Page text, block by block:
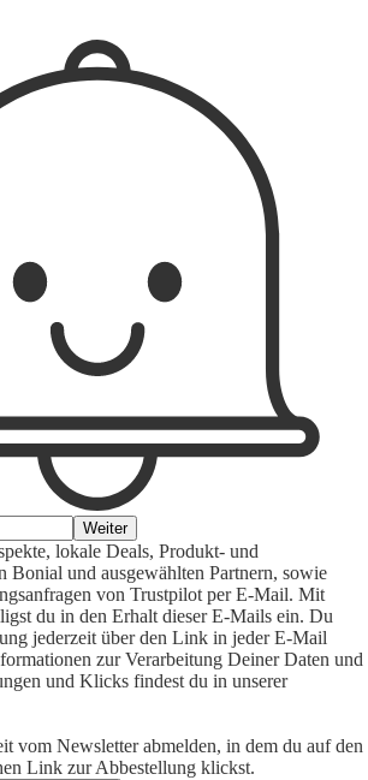
Weiter
lokale Deals, Produkt- und
Bonial und ausgewählten Partnern, sowie
von Trustpilot per E-Mail. Mit
du in den Erhalt dieser E-Mails ein. Du
jederzeit über den Link in jeder E-Mail
zur Verarbeitung Deiner Daten und
und Klicks findest du in unserer
vom Newsletter abmelden, in dem du auf den
Link zur Abbestellung klickst.